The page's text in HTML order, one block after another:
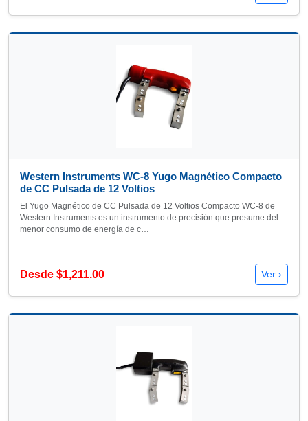
Western Instruments WC-8 Yugo Magnético Compacto
de CC Pulsada de 12 Voltios
El Yugo Magnético de CC Pulsada de 12 Voltios Compacto WC-8 de
Western Instruments es un instrumento de precisión que presume del
menor consumo de energía de c…
Desde $1,211.00 Ver ›